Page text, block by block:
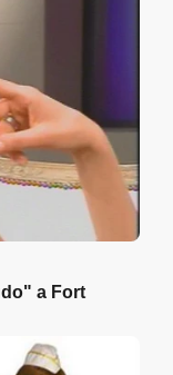
a Fort